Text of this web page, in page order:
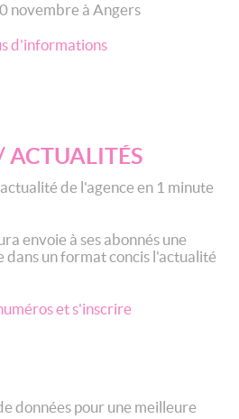
novembre à Angers
d'informations
ACTUALITÉS
de l'agence en 1 minute
envoie à ses abonnés une
un format concis l'actualité
et s'inscrire
données pour une meilleure